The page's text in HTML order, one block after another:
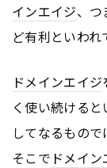
インエイジ、つ
ど有利といわれ
ドメインエイジ
く使い続ける
してなるもので
そこで ドメイ